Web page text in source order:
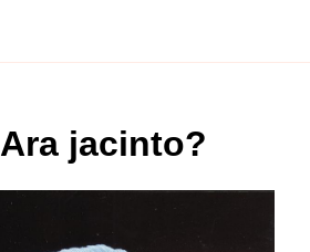
Ara jacinto?